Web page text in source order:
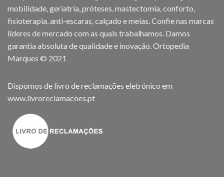
mobilidade, geriatria, próteses, mastectomia, conforto,
fisioterapia, anti-escaras, calçado e meias. Confie nas marcas
líderes de mercado com as quais trabalhamos. Damos
garantia absoluta de qualidade e inovação. Ortopedia
Marques © 2021
Dispomos de livro de reclamações eletrónico em
www.livroreclamacoes.pt